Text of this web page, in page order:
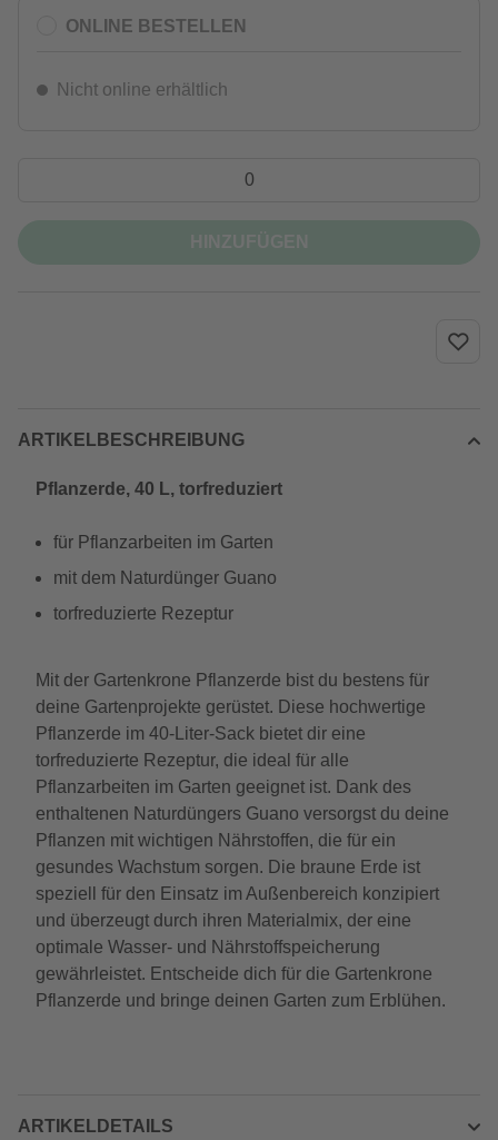
ONLINE BESTELLEN
Nicht online erhältlich
ARTIKELBESCHREIBUNG
Pflanzerde, 40 L, torfreduziert
für Pflanzarbeiten im Garten
mit dem Naturdünger Guano
torfreduzierte Rezeptur
Mit der Gartenkrone Pflanzerde bist du bestens für
deine Gartenprojekte gerüstet. Diese hochwertige
Pflanzerde im 40-Liter-Sack bietet dir eine
torfreduzierte Rezeptur, die ideal für alle
Pflanzarbeiten im Garten geeignet ist. Dank des
enthaltenen Naturdüngers Guano versorgst du deine
Pflanzen mit wichtigen Nährstoffen, die für ein
gesundes Wachstum sorgen. Die braune Erde ist
speziell für den Einsatz im Außenbereich konzipiert
und überzeugt durch ihren Materialmix, der eine
optimale Wasser- und Nährstoffspeicherung
gewährleistet. Entscheide dich für die Gartenkrone
Pflanzerde und bringe deinen Garten zum Erblühen.
ARTIKELDETAILS